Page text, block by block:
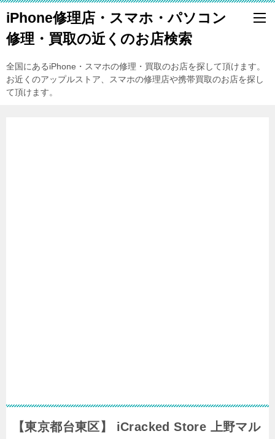
iPhone修理店・スマホ・パソコン
修理・買取の近くのお店検索
全国にあるiPhone・スマホの修理・買取のお店を探して頂けます。
お近くのアップルストア、スマホの修理店や携帯買取のお店を探し
て頂けます。
【東京都台東区】 iCracked Store 上野マル